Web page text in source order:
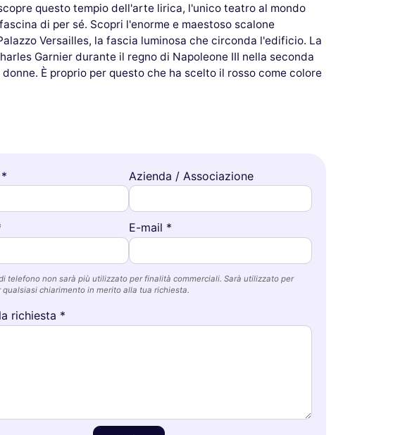
questo tempio dell'arte lirica, l'unico teatro al mondo
di per sé. Scopri l'enorme e maestoso scalone
Versailles, la fascia luminosa che circonda l'edificio. La
Garnier durante il regno di Napoleone III nella seconda
È proprio per questo che ha scelto il rosso come colore
Azienda / Associazione
E-mail *
telefono non sarà più utilizzato per finalità commerciali. Sarà utilizzato per
chiarimento in merito alla tua richiesta.
richiesta *